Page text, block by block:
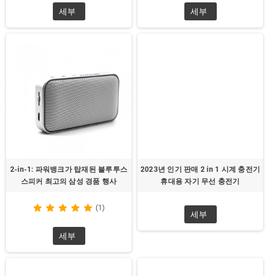
세부 세부
2-in-1: 파워뱅크가 탑재된 블루투스
스피커 최고의 삼성 경품 행사
(1)
세부
2023년 인기 판매 2 in 1 시계 충전기
휴대용 자기 무선 충전기
세부